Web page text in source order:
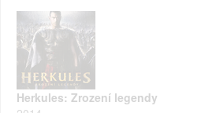
Herkules: Zrození legendy